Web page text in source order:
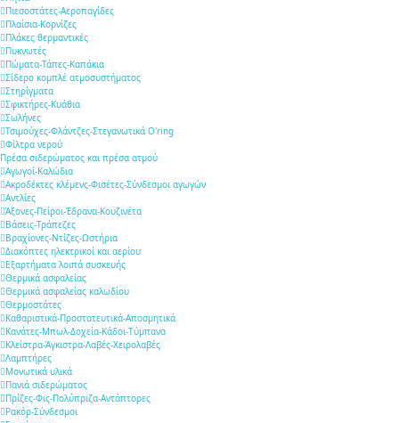
Πιεσοστάτες-Αεροπαγίδες
Πλαίσια-Κορνίζες
Πλάκες θερμαντικές
Πυκνωτές
Πώματα-Τάπες-Καπάκια
Σίδερο κομπλέ ατμοσυστήματος
Στηρίγματα
Σφικτήρες-Κυάθια
Σωλήνες
Τσιμούχες-Φλάντζες-Στεγανωτικά O'ring
Φίλτρα νερού
Πρέσα σιδερώματος και πρέσα ατμού
Αγωγοί-Καλώδια
Ακροδέκτες κλέμενς-Φισέτες-Σύνδεσμοι αγωγών
Αντλίες
Άξονες-Πείροι-Έδρανα-Κουζινέτα
Βάσεις-Τράπεζες
Βραχίονες-Ντίζες-Ωστήρια
Διακόπτες ηλεκτρικοί και αερίου
Εξαρτήματα λοιπά συσκευής
Θερμικά ασφαλείας
Θερμικά ασφαλείας καλωδίου
Θερμοστάτες
Καθαριστικά-Προστατευτικά-Αποσμητικά
Κανάτες-Μπωλ-Δοχεία-Κάδοι-Τύμπανα
Κλείστρα-Άγκιστρα-Λαβές-Χειρολαβές
Λαμπτήρες
Μονωτικά υλικά
Πανιά σιδερώματος
Πρίζες-Φις-Πολύπριζα-Αντάπτορες
Ρακόρ-Σύνδεσμοι